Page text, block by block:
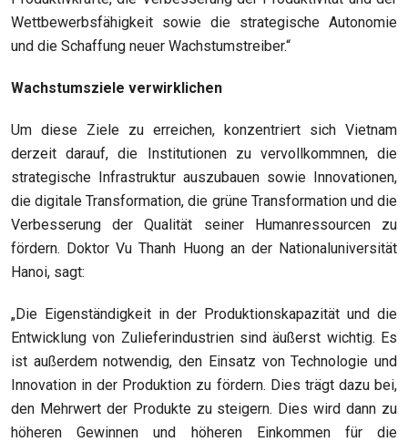
Wettbewerbsfähigkeit sowie die strategische Autonomie
und die Schaffung neuer Wachstumstreiber.“
Wachstumsziele verwirklichen
Um diese Ziele zu erreichen, konzentriert sich Vietnam
derzeit darauf, die Institutionen zu vervollkommnen, die
strategische Infrastruktur auszubauen sowie Innovationen,
die digitale Transformation, die grüne Transformation und die
Verbesserung der Qualität seiner Humanressourcen zu
fördern. Doktor Vu Thanh Huong an der Nationaluniversität
Hanoi, sagt:
„Die Eigenständigkeit in der Produktionskapazität und die
Entwicklung von Zulieferindustrien sindäußerst wichtig. Es
ist außerdem notwendig, den Einsatz von Technologie und
Innovation in der Produktion zu fördern. Dies trägtdazu bei,
den Mehrwert der Produkte zu steigern. Dies wird dann zu
höheren Gewinnen und höheren Einkommen für die